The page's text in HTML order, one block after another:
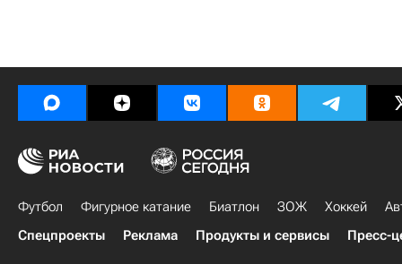
Футбол Фигурное катание Биатлон ЗОЖ Хоккей
Спецпроекты
Реклама Продукты и сервисы Пресс-